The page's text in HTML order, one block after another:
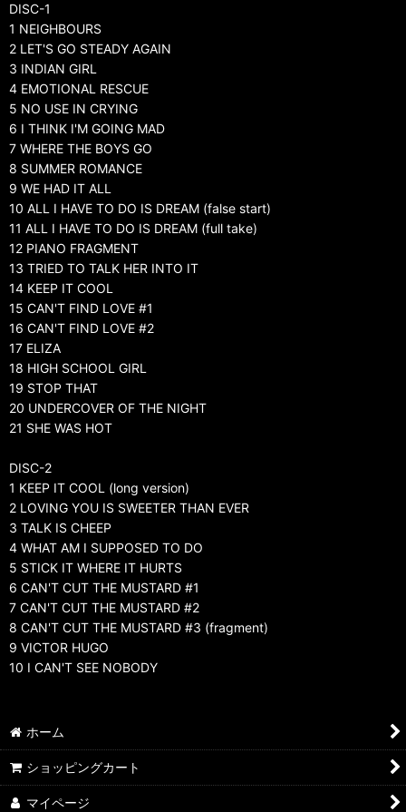
DISC-1
1 NEIGHBOURS
2 LET'S GO STEADY AGAIN
3 INDIAN GIRL
4 EMOTIONAL RESCUE
5 NO USE IN CRYING
6 I THINK I'M GOING MAD
7 WHERE THE BOYS GO
8 SUMMER ROMANCE
9 WE HAD IT ALL
10 ALL I HAVE TO DO IS DREAM (false start)
11 ALL I HAVE TO DO IS DREAM (full take)
12 PIANO FRAGMENT
13 TRIED TO TALK HER INTO IT
14 KEEP IT COOL
15 CAN'T FIND LOVE #1
16 CAN'T FIND LOVE #2
17 ELIZA
18 HIGH SCHOOL GIRL
19 STOP THAT
20 UNDERCOVER OF THE NIGHT
21 SHE WAS HOT
DISC-2
1 KEEP IT COOL (long version)
2 LOVING YOU IS SWEETER THAN EVER
3 TALK IS CHEEP
4 WHAT AM I SUPPOSED TO DO
5 STICK IT WHERE IT HURTS
6 CAN'T CUT THE MUSTARD #1
7 CAN'T CUT THE MUSTARD #2
8 CAN'T CUT THE MUSTARD #3 (fragment)
9 VICTOR HUGO
10 I CAN'T SEE NOBODY
ホーム
ショッピングカート
マイページ